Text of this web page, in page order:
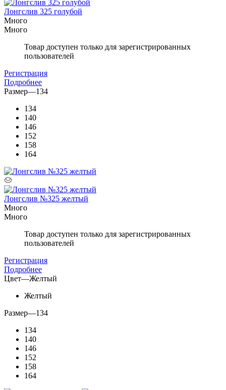
Лонгслив 325 голубой
Много
Много
Товар доступен только для зарегистрированных
пользователей
Регистрация
Подробнее
Размер—134
134
140
146
152
158
164
Лонгслив №325 желтый
Много
Много
Товар доступен только для зарегистрированных
пользователей
Регистрация
Подробнее
Цвет—Желтый
Желтый
Размер—134
134
140
146
152
158
164